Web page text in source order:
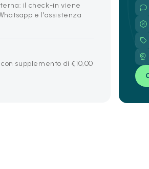
il check-in viene
e l'assistenza
supplemento di €10,00